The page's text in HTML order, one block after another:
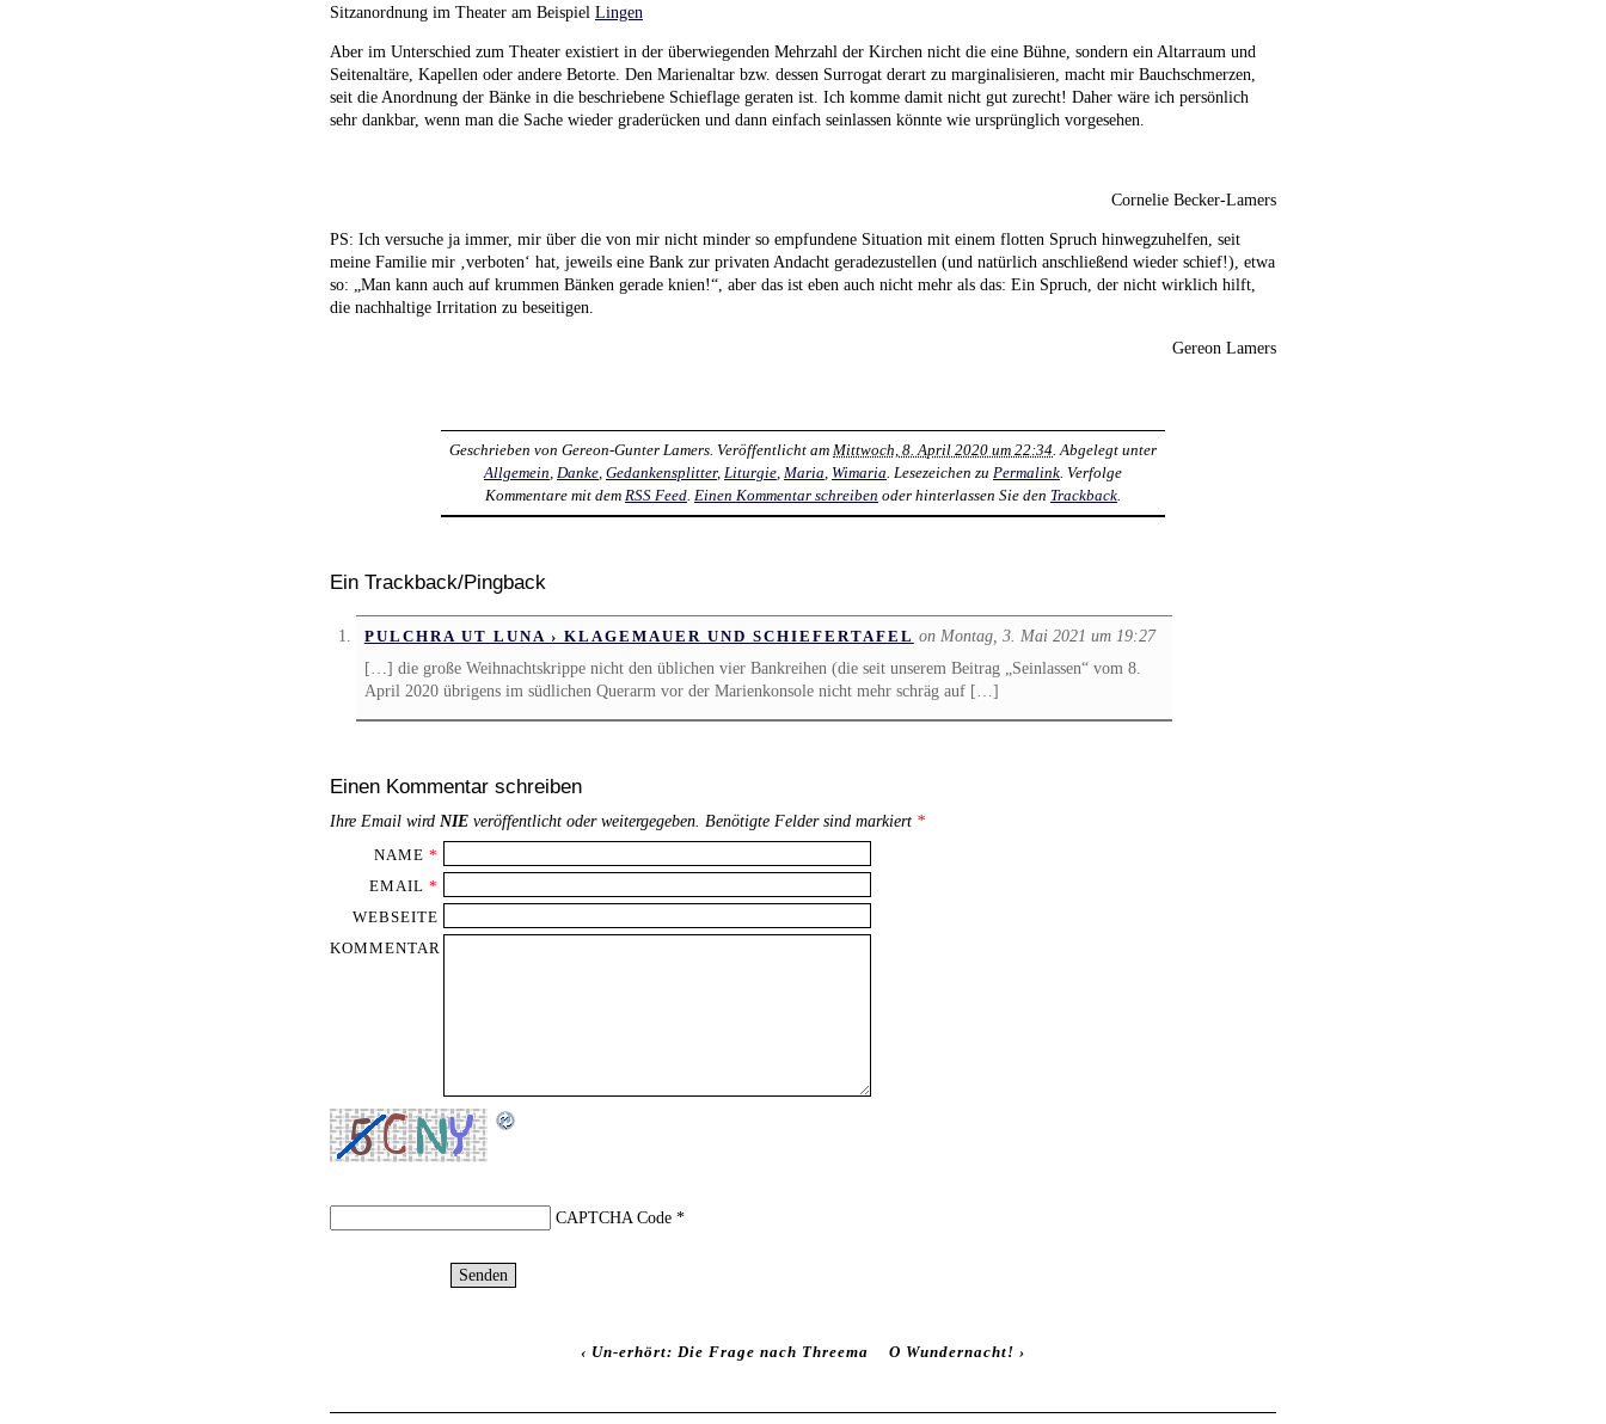
Sitzanordnung im Theater am Beispiel Lingen
Aber im Unterschied zum Theater existiert in der überwiegenden Mehrzahl der Kirchen nicht die eine Bühne, sondern ein Altarraum und
Seitenaltäre, Kapellen oder andere Betorte. Den Marienaltar bzw. dessen Surrogat derart zu marginalisieren, macht mir Bauchschmerzen,
seit die Anordnung der Bänke in die beschriebene Schieflage geraten ist. Ich komme damit nicht gut zurecht! Daher wäre ich persönlich
sehr dankbar, wenn man die Sache wieder graderücken und dann einfach seinlassen könnte wie ursprünglich vorgesehen.
Cornelie Becker-Lamers
PS: Ich versuche ja immer, mir über die von mir nicht minder so empfundene Situation mit einem flotten Spruch hinwegzuhelfen, seit
meine Familie mir ‚verboten‘ hat, jeweils eine Bank zur privaten Andacht geradezustellen (und natürlich anschließend wieder schief!), etwa
so: „Man kann auch auf krummen Bänken gerade knien!“, aber das ist eben auch nicht mehr als das: Ein Spruch, der nicht wirklich hilft,
die nachhaltige Irritation zu beseitigen.
Gereon Lamers
Geschrieben von Gereon-Gunter Lamers. Veröffentlicht am Mittwoch, 8. April 2020 um 22:34. Abgelegt unter
Allgemein, Danke, Gedankensplitter, Liturgie, Maria, Wimaria. Lesezeichen zu Permalink. Verfolge
Kommentare mit dem RSS Feed. Einen Kommentar schreiben oder hinterlassen Sie den Trackback.
Ein Trackback/Pingback
PULCHRA UT LUNA › KLAGEMAUER UND SCHIEFERTAFEL on Montag, 3. Mai 2021 um 19:27
[…] die große Weihnachtskrippe nicht den üblichen vier Bankreihen (die seit unserem Beitrag „Seinlassen“ vom 8.
April 2020 übrigens im südlichen Querarm vor der Marienkonsole nicht mehr schräg auf […]
Einen Kommentar schreiben
Ihre Email wird NIE veröffentlicht oder weitergegeben. Benötigte Felder sind markiert *
NAME *
EMAIL *
WEBSEITE
KOMMENTAR
CAPTCHA Code *
‹ Un-erhört: Die Frage nach Threema O Wundernacht! ›